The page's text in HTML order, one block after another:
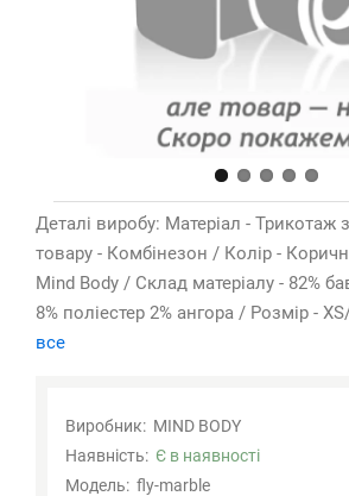
Деталі виробу: Матеріал - Трикотаж
товару - Комбінезон / Колір -
Mind Body / Склад матеріалу - 82%
8% поліестер 2% ангора / Розмір -
все
Виробник: MIND BODY
Наявність: Є в наявності
Модель: fly-marble